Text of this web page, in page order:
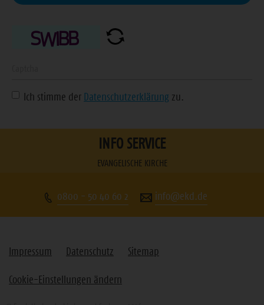
E-
Adresse
die
Zeichenfolge
Ich stimme der Datenschutzerklärung zu.
INFO SERVICE
EVANGELISCHE KIRCHE
0800 - 50 40 60 2 info@ekd.de
Impressum Datenschutz Sitemap
Cookie-Einstellungen ändern